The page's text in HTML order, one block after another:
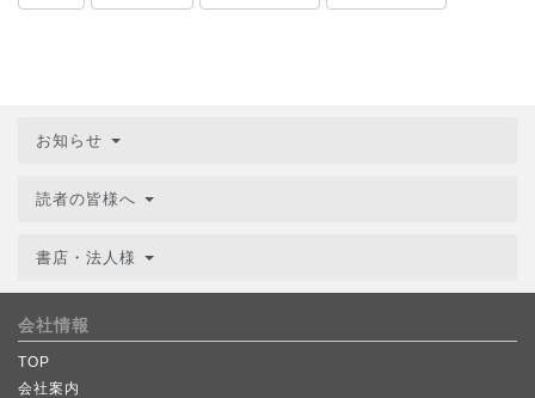
お知らせ
読者の皆様へ
書店・法人様
会社情報
TOP
会社案内